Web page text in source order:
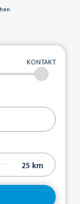
KONTAKT
25 km